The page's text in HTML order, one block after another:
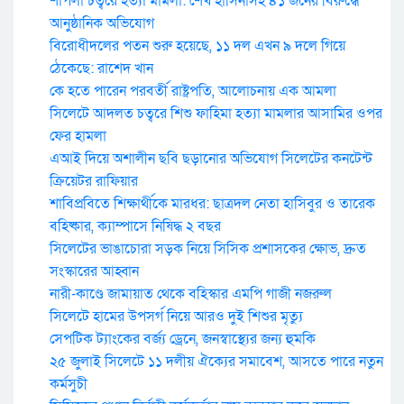
আনুষ্ঠানিক অভিযোগ
বিরোধীদলের পতন শুরু হয়েছে, ১১ দল এখন ৯ দলে গিয়ে
ঠেকেছে: রাশেদ খান
কে হতে পারেন পরবর্তী রাষ্ট্রপতি, আলোচনায় এক আমলা
সিলেটে আদলত চত্বরে শিশু ফাহিমা হত্যা মামলার আসামির ওপর
ফের হামলা
এআই দিয়ে অশালীন ছবি ছড়ানোর অভিযোগ সিলেটের কনটেন্ট
ক্রিয়েটর রাফিয়ার
শাবিপ্রবিতে শিক্ষার্থীকে মারধর: ছাত্রদল নেতা হাসিবুর ও তারেক
বহিষ্কার, ক্যাম্পাসে নিষিদ্ধ ২ বছর
সিলেটের ভাঙাচোরা সড়ক নিয়ে সিসিক প্রশাসকের ক্ষোভ, দ্রুত
সংস্কারের আহ্বান
নারী-কাণ্ডে জামায়াত থেকে বহিস্কার এমপি গাজী নজরুল
সিলেটে হামের উপসর্গ নিয়ে আরও দুই শিশুর মৃত্যু
সেপটিক ট্যাংকের বর্জ্য ড্রেনে, জনস্বাস্থ্যের জন্য হুমকি
২৫ জুলাই সিলেটে ১১ দলীয় ঐক্যের সমাবেশ, আসতে পারে নতুন
কর্মসুচী